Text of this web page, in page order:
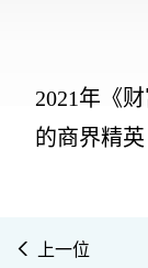
2021年《
的商界精英
上一位